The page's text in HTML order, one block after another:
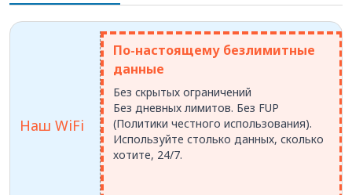
Наш WiFi
По-настоящему безлимитные
данные
Без скрытых ограничений
Без дневных лимитов. Без FUP
(Политики честного использования).
Используйте столько данных, сколько
хотите, 24/7.